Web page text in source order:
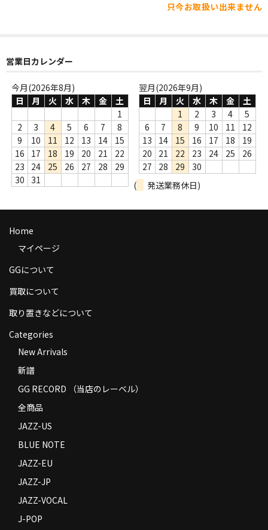
Webのみ no.2
Webのみ no.3
Webのみ no.4
売り切れ
商品の発送
お支払い方法
Privacy Policy
特定商取引法に基づく表示
只今お取扱い出来ません
営業日カレンダー
今月(2026年8月)
日
月 火 水 木 金
土
1
2
3 4 5 6 7
8
9
10 11 12 13 14
15
16
17 18 19 20 21
22
23
24 25 26 27 28
29
30
31
翌月(2026年9月)
日
月 火 水 木 金
土
1
2 3 4
5
6
7 8 9 10 11
12
13
14 15 16 17 18
19
20
21 22 23 24 25
26
27
28 29
30
(
発送業務休日)
Home
マイページ
GGについて
買取について
取り置きなどについて
Categories
New Arrivals
新譜
GG RECORD （当店のレーベル）
全商品
JAZZ-US
BLUE NOTE
JAZZ-EU
JAZZ-JP
JAZZ-VOCAL
J-POP